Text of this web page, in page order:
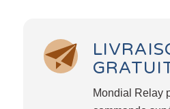
Mondial Relay